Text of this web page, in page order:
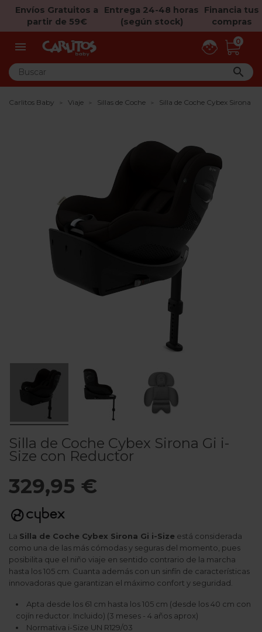
Envíos Gratuitos a
partir de 59€
Entrega 24-48 horas
(según stock)
Financia tus
compras
 0

Carlitos Baby Viaje Sillas de Coche Silla de Coche Cybex Sirona
Silla de Coche Cybex Sirona Gi i-
Size con Reductor
329,95 €
La Silla de Coche Cybex Sirona Gi i-Size está considerada
como una de las más cómodas y seguras del momento, pues
posibilita que el niño viaje en sentido contrario de la marcha
hasta los 105 cm. Cuanta además con un sinfín de características
innovadoras que garantizan el máximo confort y seguridad.
Apta desde los 61 cm hasta los 105 cm (desde los 40 cm con
cojín reductor. Incluido) (3 meses - 4 años aprox)
Normativa i-Size UN R129/03